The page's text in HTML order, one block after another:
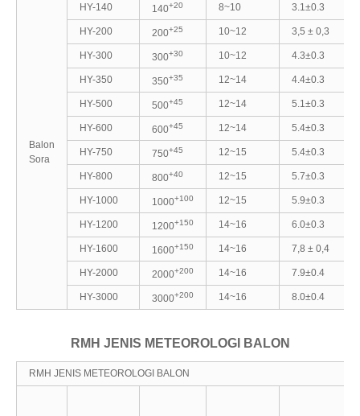
Balon
Sora
HY-140 140+20 8~10 3.1±0.3
HY-200 200+25 10~12 3,5 ± 0,3
HY-300 300+30 10~12 4.3±0.3
HY-350 350+35 12~14 4.4±0.3
HY-500 500+45 12~14 5.1±0.3
HY-600 600+45 12~14 5.4±0.3
HY-750 750+45 12~15 5.4±0.3
HY-800 800+40 12~15 5.7±0.3
HY-1000 1000+100 12~15 5.9±0.3
HY-1200 1200+150 14~16 6.0±0.3
HY-1600 1600+150 14~16 7,8 ± 0,4
HY-2000 2000+200 14~16 7.9±0.4
HY-3000 3000+200 14~16 8.0±0.4
RMH JENIS METEOROLOGI BALON
RMH JENIS METEOROLOGI BALON